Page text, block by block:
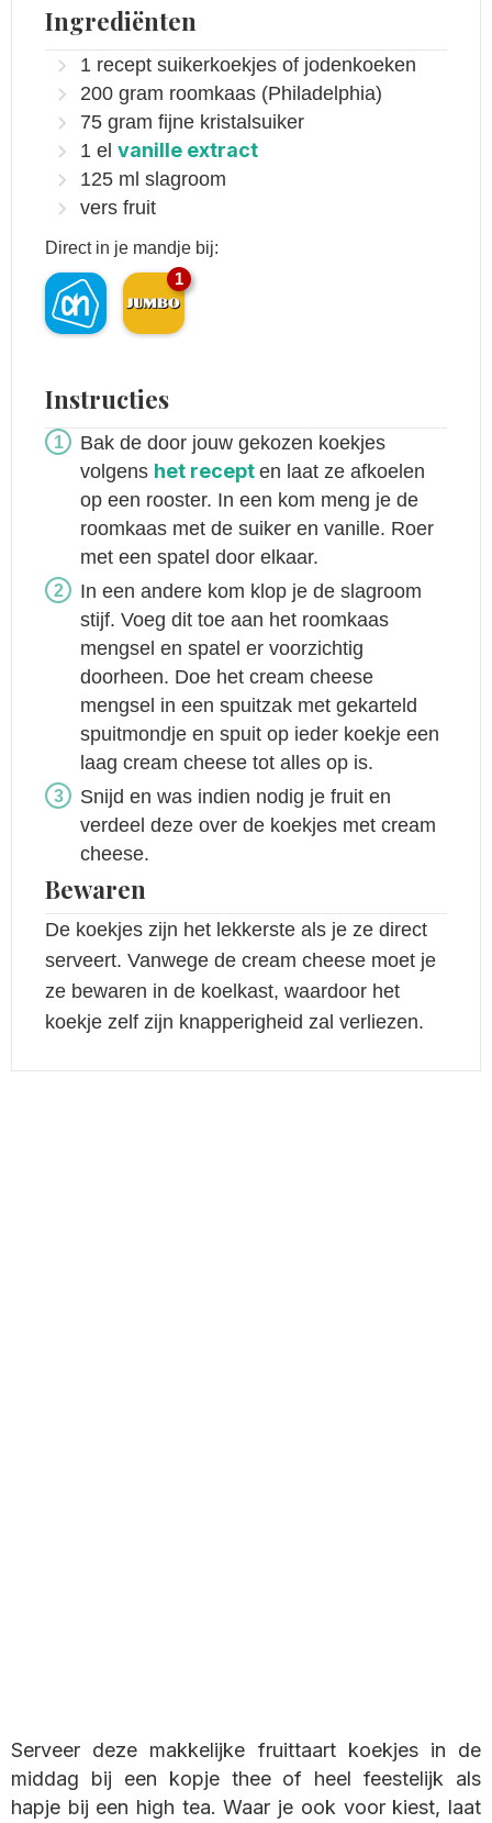
Ingrediënten
1 recept suikerkoekjes of jodenkoeken
200 gram roomkaas (Philadelphia)
75 gram fijne kristalsuiker
1 el vanille extract
125 ml slagroom
vers fruit
Direct in je mandje bij:
1
Instructies
Bak de door jouw gekozen koekjes
volgens het recept en laat ze afkoelen
op een rooster. In een kom meng je de
roomkaas met de suiker en vanille. Roer
met een spatel door elkaar.
In een andere kom klop je de slagroom
stijf. Voeg dit toe aan het roomkaas
mengsel en spatel er voorzichtig
doorheen. Doe het cream cheese
mengsel in een spuitzak met gekarteld
spuitmondje en spuit op ieder koekje een
laag cream cheese tot alles op is.
Snijd en was indien nodig je fruit en
verdeel deze over de koekjes met cream
cheese.
Bewaren
De koekjes zijn het lekkerste als je ze direct
serveert. Vanwege de cream cheese moet je
ze bewaren in de koelkast, waardoor het
koekje zelf zijn knapperigheid zal verliezen.
Serveer deze makkelijke fruittaart koekjes in de
middag bij een kopje thee of heel feestelijk als
hapje bij een high tea. Waar je ook voor kiest, laat